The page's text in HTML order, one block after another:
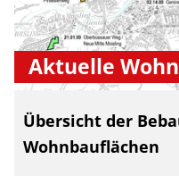
Aktuelle
Übersicht der
Wohnbauflächen